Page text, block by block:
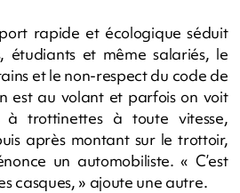
rapide et écologique séduit
étudiants et même salariés, le
et le non-respect du code de
est au volant et parfois on voit
à trottinettes à toute vitesse,
après montant sur le trottoir,
un automobiliste. « C’est
casques, » ajoute une autre.